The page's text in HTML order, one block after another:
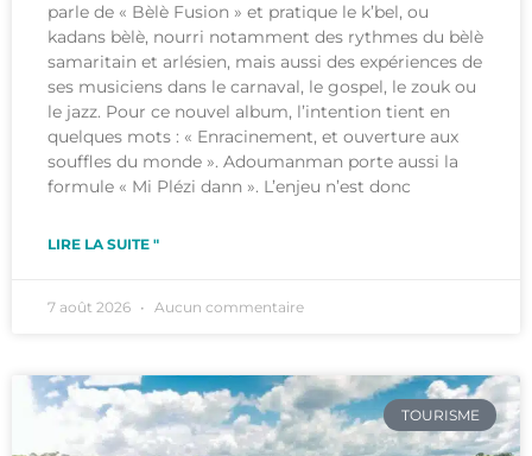
parle de « Bèlè Fusion » et pratique le k’bel, ou
kadans bèlè, nourri notamment des rythmes du bèlè
samaritain et arlésien, mais aussi des expériences de
ses musiciens dans le carnaval, le gospel, le zouk ou
le jazz. Pour ce nouvel album, l’intention tient en
quelques mots : « Enracinement, et ouverture aux
souffles du monde ». Adoumanman porte aussi la
formule « Mi Plézi dann ». L’enjeu n’est donc
LIRE LA SUITE "
7 août 2026 Aucun commentaire
TOURISME